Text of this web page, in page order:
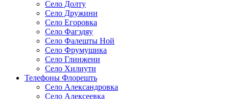
Село Долту
Село Дружини
Село Егоровка
Село Фагэдяу
Село Фалешты Ной
Село Фрумушика
Село Глинжени
Село Хилиути
Телефоны Флорешть
Село Александровка
Село Алексеевка